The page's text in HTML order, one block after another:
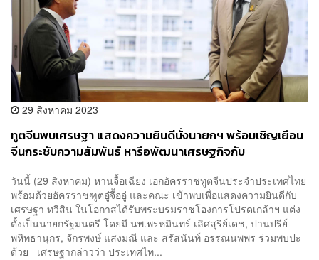
29 สิงหาคม 2023
ทูตจีนพบเศรษฐา แสดงความยินดีนั่งนายกฯ พร้อมเชิญเยือน
จีนกระชับความสัมพันธ์ หารือพัฒนาเศรษฐกิจกับ
วันนี้ (29 สิงหาคม) หานจื้อเฉียง เอกอัครราชทูตจีนประจำประเทศไทย
พร้อมด้วยอัครราชฑูตอู๋จื้ออู่ และคณะ เข้าพบเพื่อแสดงความยินดีกับ
เศรษฐา ทวีสิน ในโอกาสได้รับพระบรมราชโองการโปรดเกล้าฯ แต่ง
ตั้งเป็นนายกรัฐมนตรี โดยมี นพ.พรหมินทร์ เลิศสุริย์เดช, ปานปรีย์
พหิทธานุกร, จักรพงษ์ แสงมณี และ สรัสนันท์ อรรณนพพร ร่วมพบปะ
ด้วย เศรษฐากล่าวว่า ประเทศไท...